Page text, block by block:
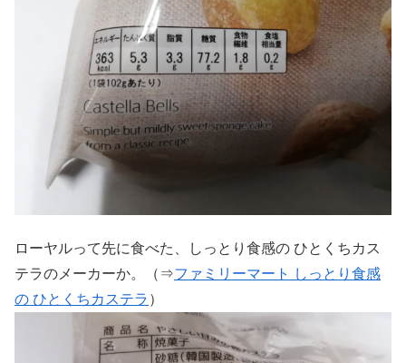
ローヤルって先に食べた、しっとり食感の ひとくちカス
テラのメーカーか。（⇒ファミリーマート しっとり食感
の ひとくちカステラ ）